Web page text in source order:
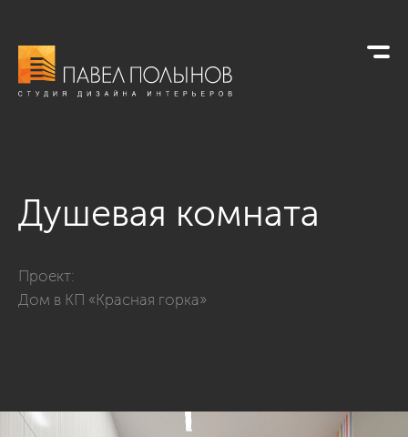
Душевая комната
Проект:
Дом в КП «Красная горка»